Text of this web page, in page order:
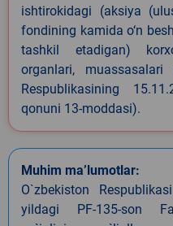
ishtirokidagi (aksiya
fondining kamida o‘n
tashkil etadigan)
organlari, muassasalari
Respublikasining
qonuni 13-moddasi).
Muhim ma’lumotlar:
O`zbekiston
yildagi PF-135-son